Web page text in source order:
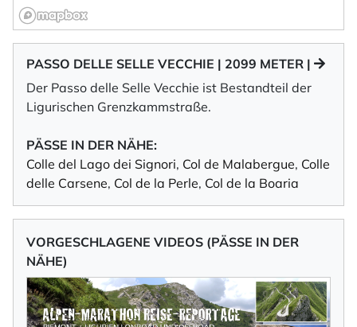
PASSO DELLE SELLE VECCHIE | 2099 METER |
Der Passo delle Selle Vecchie ist Bestandteil der
Ligurischen Grenzkammstraße.
PÄSSE IN DER NÄHE:
Colle del Lago dei Signori, Col de Malabergue, Colle
delle Carsene, Col de la Perle, Col de la Boaria
VORGESCHLAGENE VIDEOS (PÄSSE IN DER
NÄHE)